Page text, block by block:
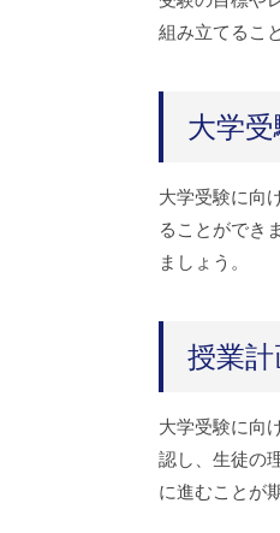
組み立てるこ
大学
大学受験に向
ることができ
ましょう。
授業
大学受験に向
認し、生徒の
に進むことが